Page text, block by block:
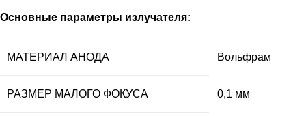
Основные параметры излучателя:
МАТЕРИАЛ АНОДА Вольфрам
РАЗМЕР МАЛОГО ФОКУСА 0,1 мм